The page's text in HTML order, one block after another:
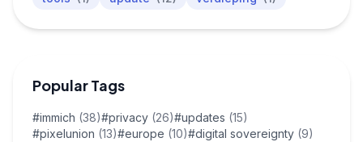
Popular Tags
#immich (38)#privacy (26)#updates (15)
#pixelunion (13)#europe (10)#digital sovereignty (9)